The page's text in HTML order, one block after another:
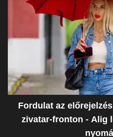
Fordulat az
zivatar-fronton - Alig